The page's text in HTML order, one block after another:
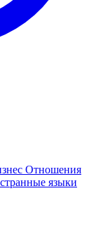
Отношения
языки